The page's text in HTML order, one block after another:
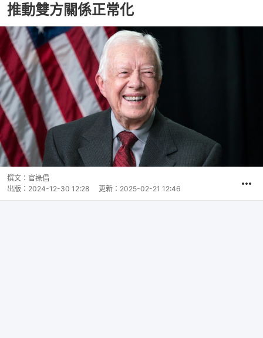
推動雙方關係正常化
撰文： 官祿倡
出版： 2024-12-30 12:28 更新： 2025-02-21 12:46